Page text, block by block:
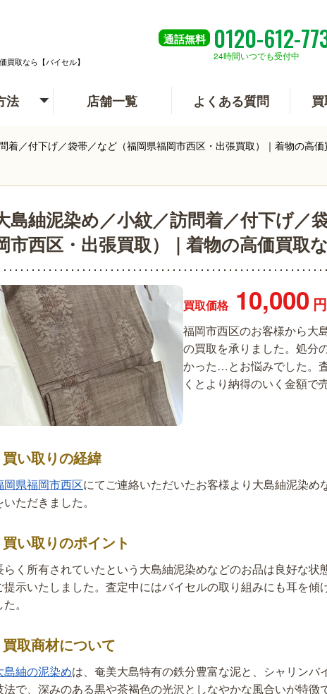
買取なら【バイセル】
通話無料 0120-612-
24時間いつでも受付中
法 店舗一覧 よくある質問
着／付下げ／袋帯／など（福岡県福岡市西区・出張買取）｜着物の高価
島紬泥染め／小紋／訪問着／付下げ／
市西区・出張買取）｜着物の高価買取
買取価格 10,000 円
福岡市西区のお客様から大
の買取を承りました。処分
かった…とお悩みでした。
くとより納得のいく金額で
買い取りの経緯
岡県福岡市西区にてご連絡いただいたお客様より大島紬泥染
いただきました。
買い取りのポイント
らく所有されていたという大島紬泥染めなどのお品は良好な状
提示いたしました。査定中にはバイセルの取り組みにも耳を傾
た。
買取商材について
島紬の泥染めは、奄美大島特有の鉄分豊富な泥と、シャリンバ
法で、深みのある黒や茶褐色の光沢としなやかな風合いが特徴